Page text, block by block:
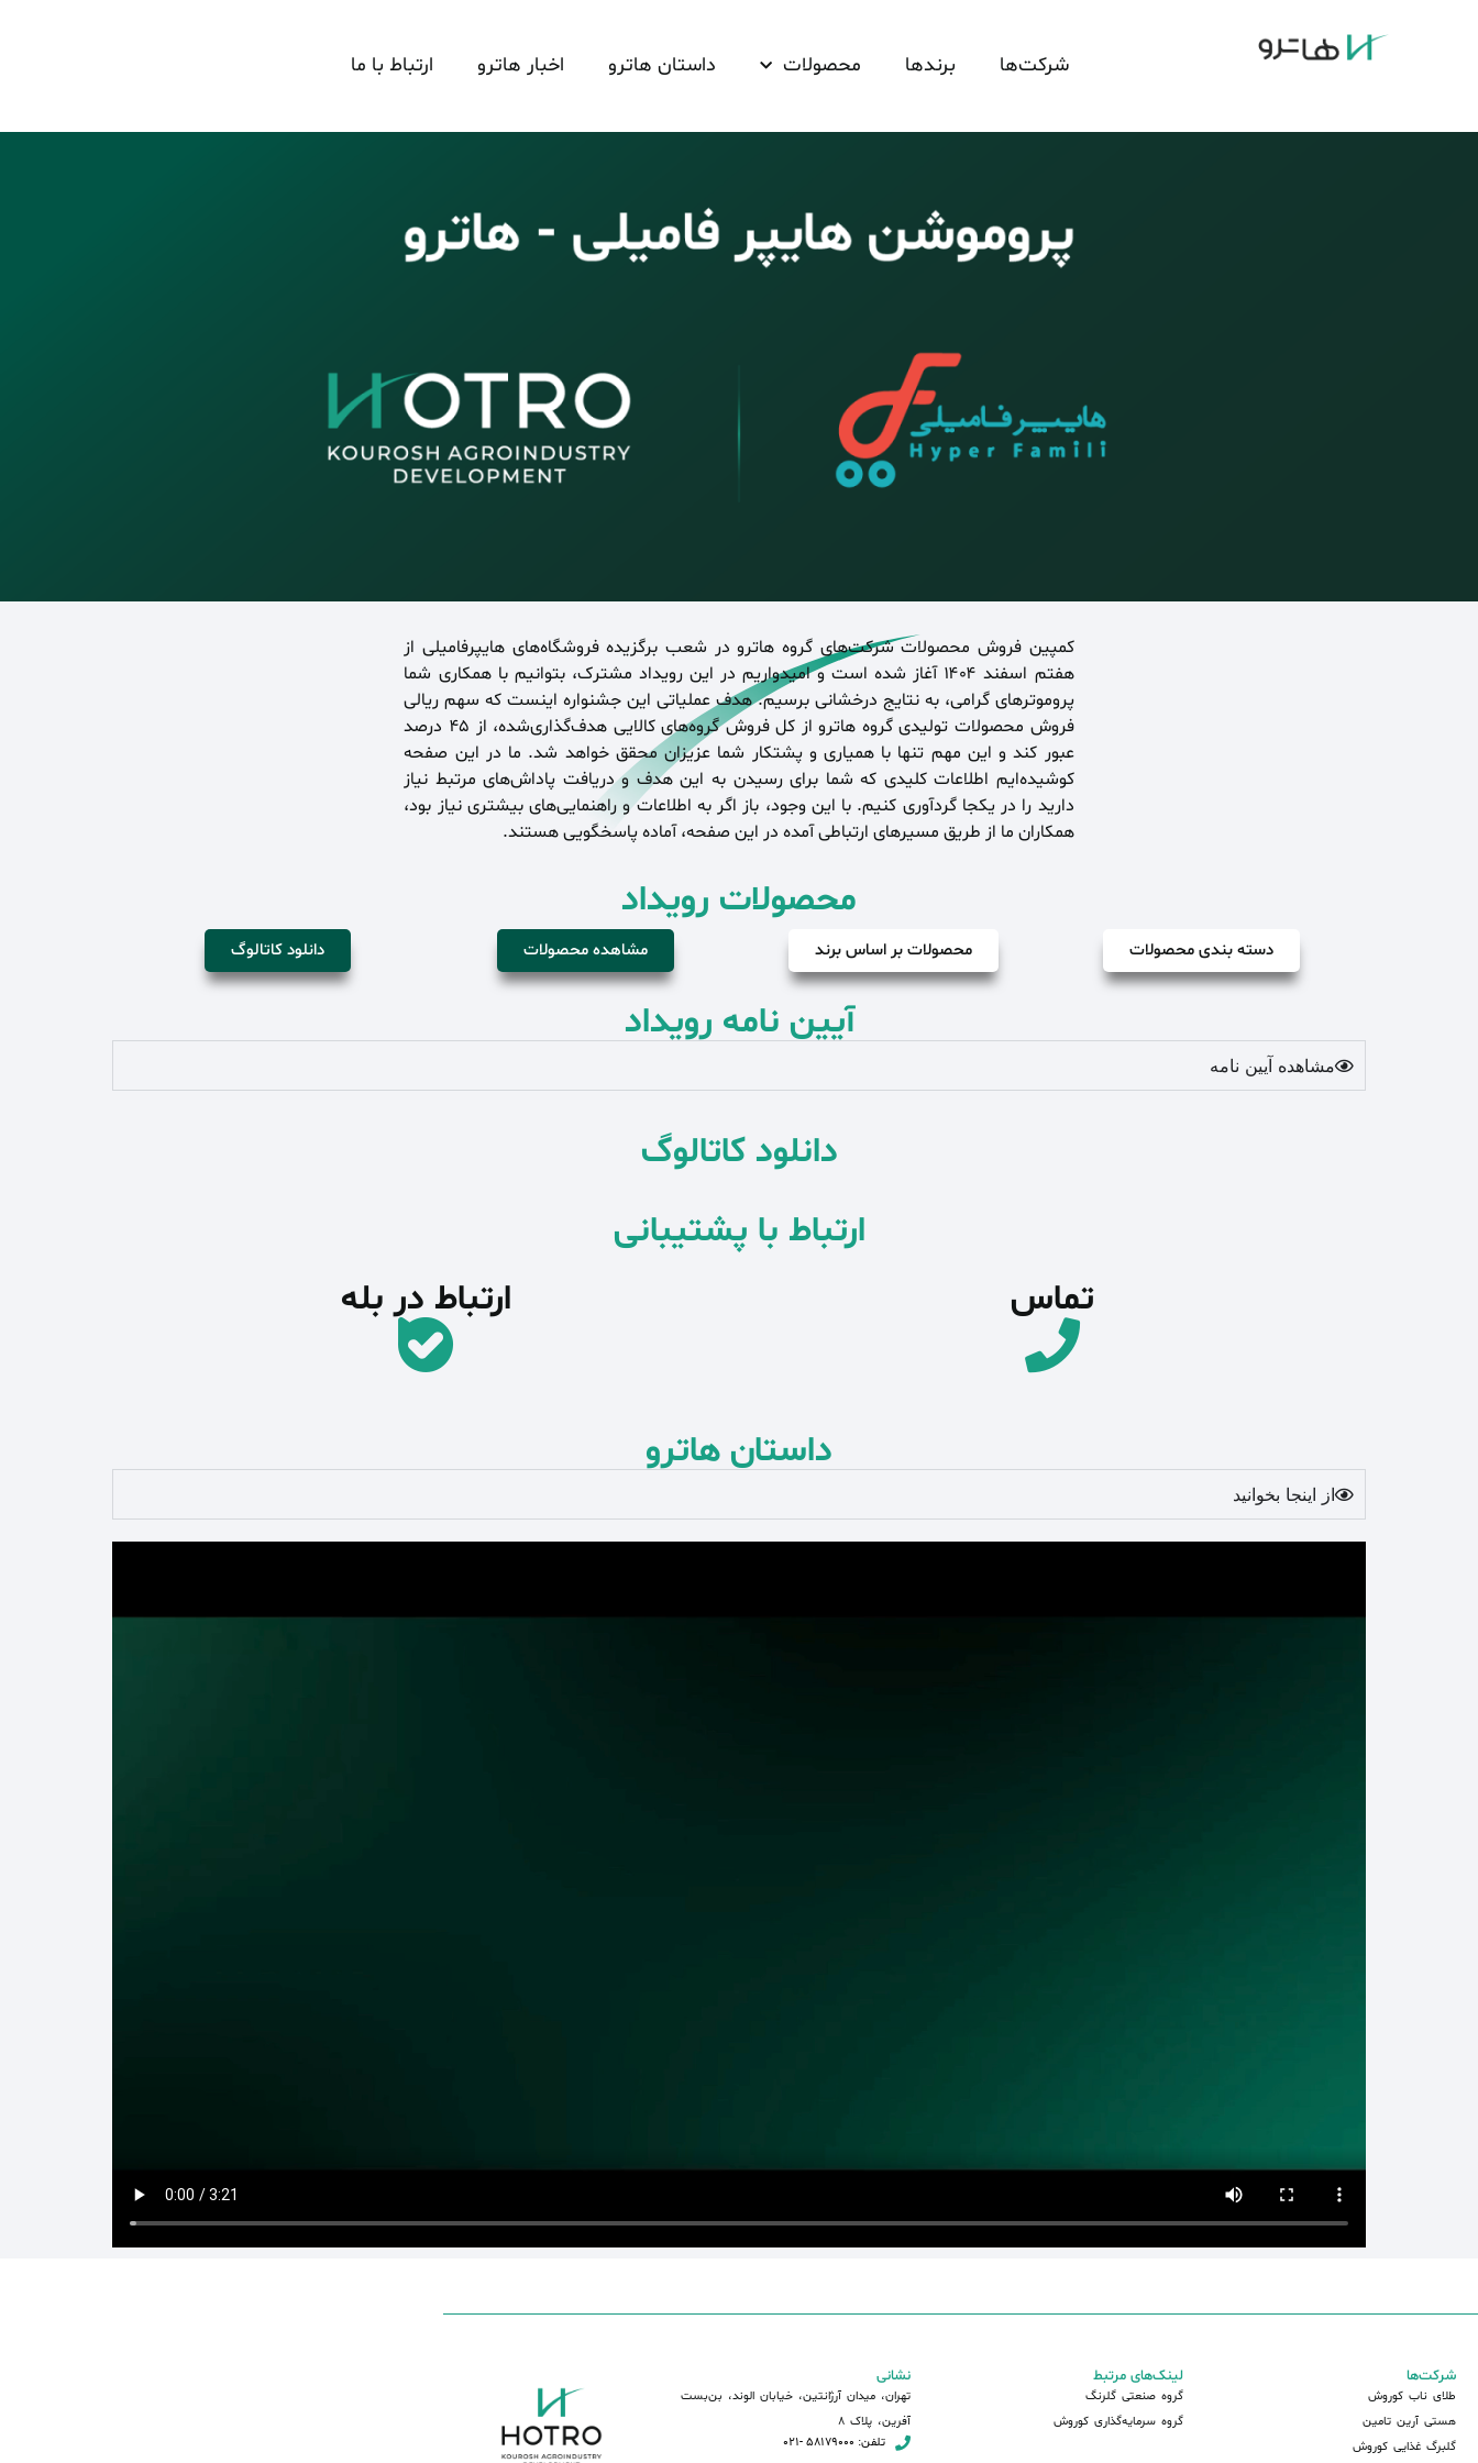
شرکت‌ها برندها محصولات داستان هاترو اخبار هاترو ارتباط با ما
کمپین فروش محصولات شرکت‌های گروه هاترو در شعب برگزیده فروشگاه‌های هایپرفامیلی از
هفتم اسفند ۱۴۰۴ آغاز شده است و امیدواریم در این رویداد مشترک، بتوانیم با همکاری شما
پروموترهای گرامی، به نتایج درخشانی برسیم. هدف عملیاتی این جشنواره اینست که سهم ریالی
فروش محصولات تولیدی گروه هاترو از کل فروش گروه‌های کالایی هدف‌گذاری‌شده، از ۴۵ درصد
عبور کند و این مهم تنها با همیاری و پشتکار شما عزیزان محقق خواهد شد. ما در این صفحه
کوشیده‌ایم اطلاعات کلیدی که شما برای رسیدن به این هدف و دریافت پاداش‌های مرتبط نیاز
دارید را در یکجا گردآوری کنیم. با این وجود، باز اگر به اطلاعات و راهنمایی‌های بیشتری نیاز بود،
همکاران ما از طریق مسیرهای ارتباطی آمده در این صفحه، آماده پاسخگویی هستند.
محصولات رویداد
دسته بندی محصولات محصولات بر اساس برند مشاهده محصولات دانلود کاتالوگ
آیین نامه رویداد
مشاهده آیین نامه
دانلود کاتالوگ
ارتباط با پشتیبانی
تماس
ارتباط در بله
داستان هاترو
از اینجا بخوانید
شرکت‌ها
طلای ناب کوروش
هستی آرین تامین
گلبرگ غذایی کوروش
لینک‌های مرتبط
گروه صنعتی گلرنگ
گروه سرمایه‌گذاری کوروش
نشانی
تهران، میدان آرژانتین، خیابان الوند، بن‌بست
آفرین، پلاک 8
تلفن: 58179000 -021